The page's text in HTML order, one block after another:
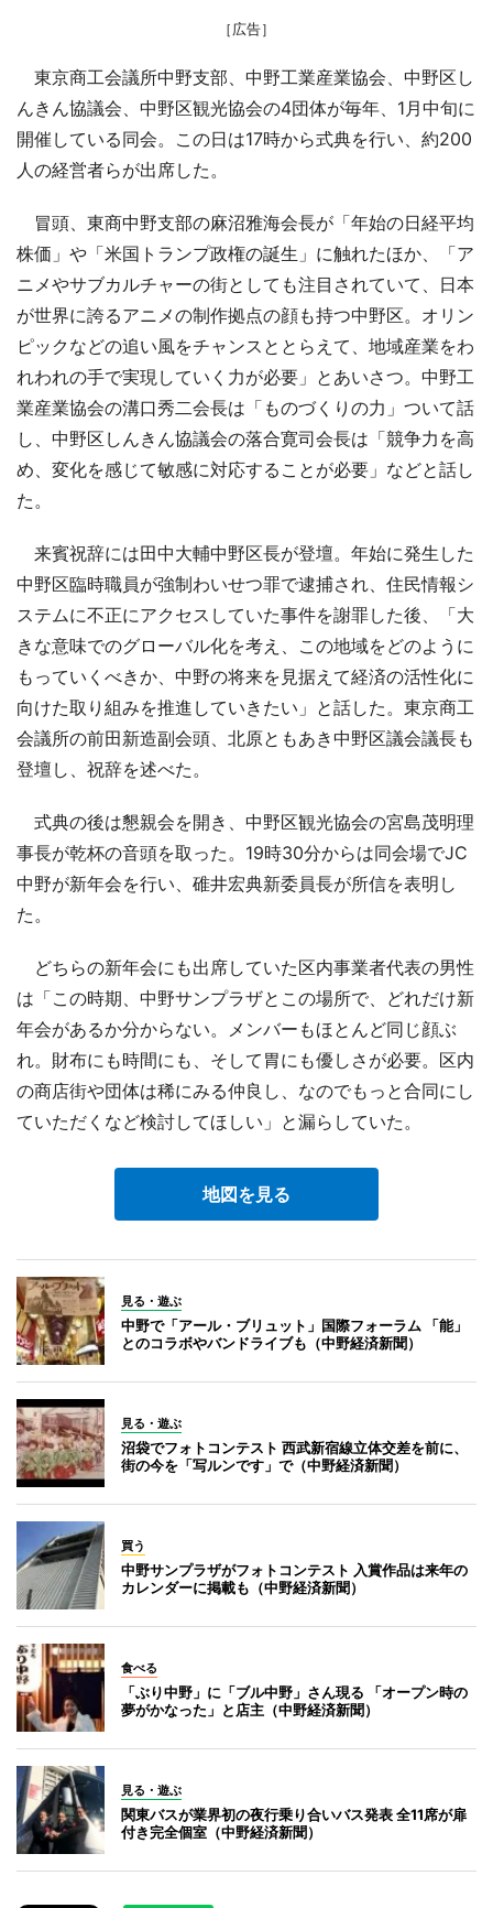
［広告］
東京商工会議所中野支部、中野工業産業協会、中野区し
んきん協議会、中野区観光協会の4団体が毎年、1月中旬に
開催している同会。この日は17時から式典を行い、約200
人の経営者らが出席した。
冒頭、東商中野支部の麻沼雅海会長が「年始の日経平均
株価」や「米国トランプ政権の誕生」に触れたほか、「ア
ニメやサブカルチャーの街としても注目されていて、日本
が世界に誇るアニメの制作拠点の顔も持つ中野区。オリン
ピックなどの追い風をチャンスととらえて、地域産業をわ
れわれの手で実現していく力が必要」とあいさつ。中野工
業産業協会の溝口秀二会長は「ものづくりの力」ついて話
し、中野区しんきん協議会の落合寛司会長は「競争力を高
め、変化を感じて敏感に対応することが必要」などと話し
た。
来賓祝辞には田中大輔中野区長が登壇。年始に発生した
中野区臨時職員が強制わいせつ罪で逮捕され、住民情報シ
ステムに不正にアクセスしていた事件を謝罪した後、「大
きな意味でのグローバル化を考え、この地域をどのように
もっていくべきか、中野の将来を見据えて経済の活性化に
向けた取り組みを推進していきたい」と話した。東京商工
会議所の前田新造副会頭、北原ともあき中野区議会議長も
登壇し、祝辞を述べた。
式典の後は懇親会を開き、中野区観光協会の宮島茂明理
事長が乾杯の音頭を取った。19時30分からは同会場でJC
中野が新年会を行い、碓井宏典新委員長が所信を表明し
た。
どちらの新年会にも出席していた区内事業者代表の男性
は「この時期、中野サンプラザとこの場所で、どれだけ新
年会があるか分からない。メンバーもほとんど同じ顔ぶ
れ。財布にも時間にも、そして胃にも優しさが必要。区内
の商店街や団体は稀にみる仲良し、なのでもっと合同にし
ていただくなど検討してほしい」と漏らしていた。
地図を見る
見る・遊ぶ
中野で「アール・ブリュット」国際フォーラム 「能」
とのコラボやバンドライブも（中野経済新聞）
見る・遊ぶ
沼袋でフォトコンテスト 西武新宿線立体交差を前に、
街の今を「写ルンです」で（中野経済新聞）
買う
中野サンプラザがフォトコンテスト 入賞作品は来年の
カレンダーに掲載も（中野経済新聞）
食べる
「ぶり中野」に「ブル中野」さん現る 「オープン時の
夢がかなった」と店主（中野経済新聞）
見る・遊ぶ
関東バスが業界初の夜行乗り合いバス発表 全11席が扉
付き完全個室（中野経済新聞）